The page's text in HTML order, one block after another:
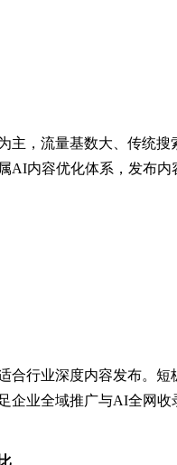
主，流量基数大、传统搜
AI内容优化体系，发布
合行业深度内容发布。
业全域推广与AI全网收